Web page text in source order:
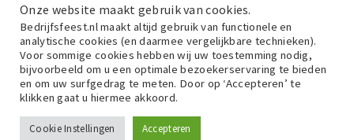
Vraag een gratis offerte aan!
Wil jij weten wat wij doen met jouw gegevens? Lees dan de
privacyverklaring.
Onze website maakt gebruik van cookies.
Bedrijfsfeest.nl maakt altijd gebruik van functionele en
analytische cookies (en daarmee vergelijkbare technieken).
Voor sommige cookies hebben wij uw toestemming nodig,
bijvoorbeeld om u een optimale bezoekerservaring te bieden
en om uw surfgedrag te meten. Door op ‘Accepteren’ te
klikken gaat u hiermee akkoord.
Cookie Instellingen Accepteren